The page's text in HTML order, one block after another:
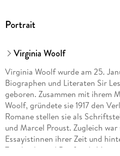
Portrait
Virginia Woolf
Virginia Woolf wurde am 25.
Biographen und Literaten Sir
geboren. Zusammen mit ihrem
Woolf, gründete sie 1917 den
Romane stellen sie als
und Marcel Proust. Zugleich
Essayistinnen ihrer Zeit und
Tagebuch- und Briefwerk.